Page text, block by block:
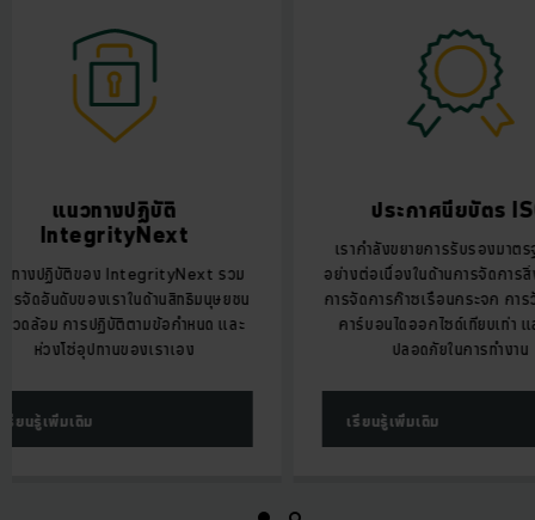
แนวทางปฏิบัติ
IntegrityNext
แนวทางปฏิบัติของ IntegrityNext รวม
ถึงการจัดอันดับของเราในด้านสิทธิมนุษยชน
สิ่งแวดล้อม การปฏิบัติตามข้อกำหนด และ
ห่วงโซ่อุปทานของเราเอง
เรียนรู้เพิ่มเติม
ประกาศนี
เรากำลังขยายการ
อย่างต่อเนื่องในด้าน
การจัดการก๊าซเรือ
คาร์บอนไดออกไซ
ปลอดภัยใ
เรียนรู้เพิ่มเติม